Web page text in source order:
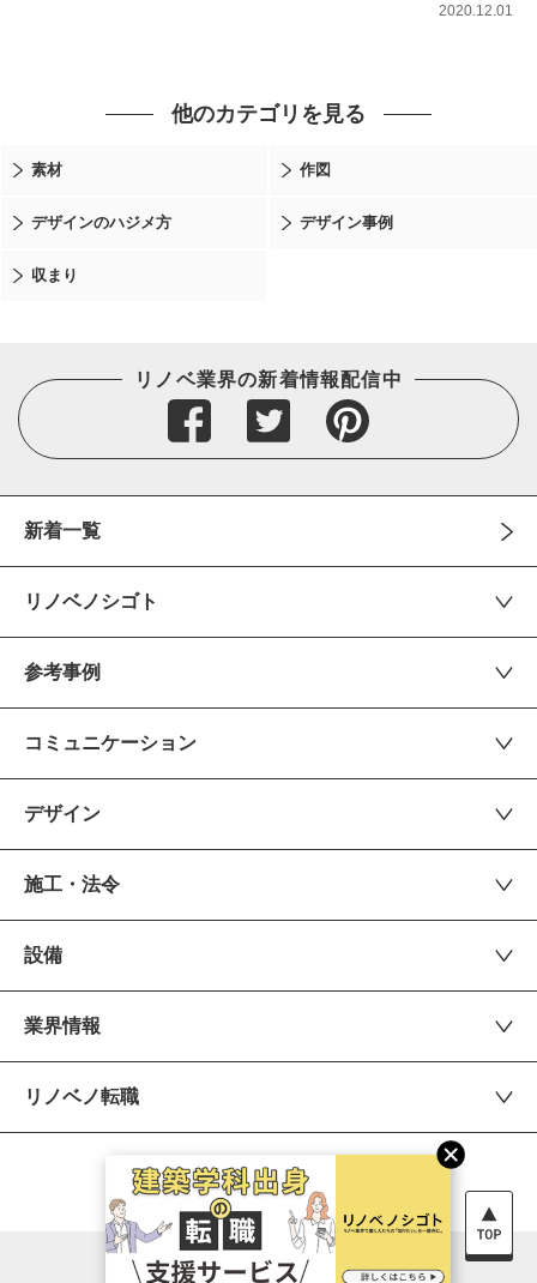
2020.12.01
他のカテゴリを見る
素材 作図
デザインのハジメ方 デザイン事例
収まり
リノベ業界の新着情報配信中
新着一覧
リノベノシゴト
参考事例
コミュニケーション
デザイン
施工・法令
設備
業界情報
リノベノ転職
運営会社 お問い合わせ